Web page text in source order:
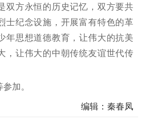
双方永恒的历史记忆，双方要共
士纪念设施，开展富有特色的革
年思想道德教育，让伟大的抗美
，让伟大的中朝传统友谊世代传
加。
编辑：秦春凤